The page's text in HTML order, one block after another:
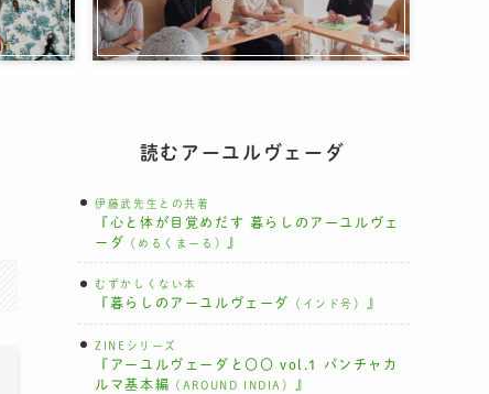
読むアーユルヴェーダ
伊藤武先生との共著
『心と体が目覚めだす 暮らしのアーユルヴェ
ーダ
（めるくまーる） 』
むずかしくない本
『暮らしのアーユルヴェーダ （インド号） 』
ZINEシリーズ
『アーユルヴェーダと〇〇 vol.1 パンチャカ
ルマ基本編
（AROUND INDIA） 』